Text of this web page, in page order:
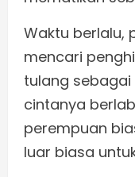
Waktu berlalu,
mencari
tulang
cintanya
perempuan
luar biasa